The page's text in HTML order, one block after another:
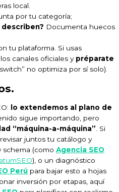
local.
por tu categoría;
Documenta huecos
tu plataforma. Si usas
canales oficiales y préparate
no optimiza por sí solo).
lo extendemos al plano de
sigue importando, pero
“máquina-a-máquina” . Si
juntos tu catálogo y
schema (como Agencia SEO
), o un diagnóstico
Perú para bajar esto a hojas
inversión por etapas, aquí